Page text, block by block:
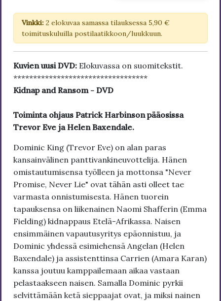
Vinkki: 2 elokuvaa samassa tilauksessa 5,90 €
toimituskuluilla postilaatikkoon/luukkuun.
Kuvien uusi DVD: Elokuvassa on suomitekstit.
**********************************
Kidnap and Ransom - DVD
Toiminta ohjaus Patrick Harbinson pääosissa
Trevor Eve ja Helen Baxendale.
Dominic King (Trevor Eve) on alan paras
kansainvälinen panttivankineuvottelija. Hänen
omistautumisensa työlleen ja mottonsa "Never
Promise, Never Lie" ovat tähän asti olleet tae
varmasta onnistumisesta. Hänen tuorein
tapauksensa on liikenainen Naomi Shafferin (Emma
Fielding) kidnappaus Etelä-Afrikassa. Naisen
ensimmäinen vapautusyritys epäonnistuu, ja
Dominic yhdessä esimiehensä Angelan (Helen
Baxendale) ja assistenttinsa Carrien (Amara Karan)
kanssa joutuu kamppailemaan aikaa vastaan
pelastaakseen naisen. Samalla Dominic pyrkii
selvittämään ketä sieppaajat ovat, ja miksi nainen